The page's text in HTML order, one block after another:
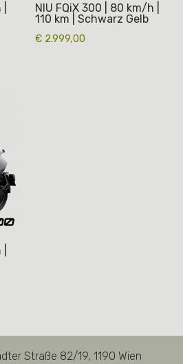
NIU FQiX 300 | 80 km/h |
110 km | Schwarz Gelb
€2.999,00
Straße 82/19, 1190 Wien